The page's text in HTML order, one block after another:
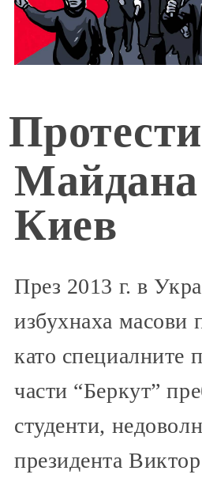
Киев
През 2013 г. в
избухнаха масови
като специалните
части “Беркут”
студенти,
президента